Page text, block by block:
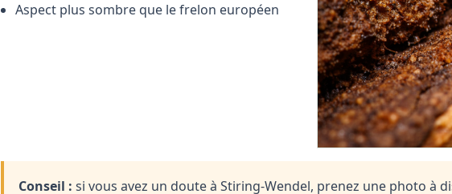
Aspect plus sombre que le frelon européen
Conseil : si vous avez un doute à Stiring-Wendel, prenez une photo à